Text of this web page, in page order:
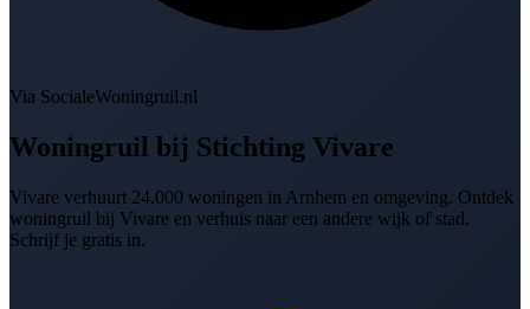
Via SocialeWoningruil.nl
Woningruil bij Stichting Vivare
Vivare verhuurt 24.000 woningen in Arnhem en omgeving. Ontdek
woningruil bij Vivare en verhuis naar een andere wijk of stad.
Schrijf je gratis in.